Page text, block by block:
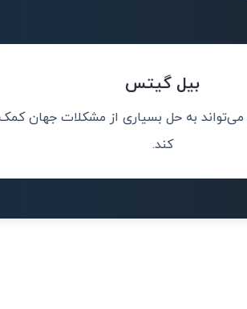
بیل گیتس
به حل بسیاری از مشکلات جهان
کند.